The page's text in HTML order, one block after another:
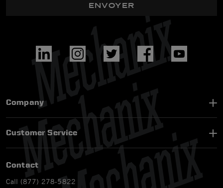
ENVOYER
Company
Customer Service
Contact
Call (877) 278-5822